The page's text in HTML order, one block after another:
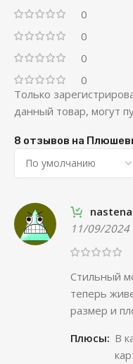
0
0
0
0
8 отзывов на
11/09/2024
Стильный
теперь
размер и
Плюсы: В
Только
данный товар, могут